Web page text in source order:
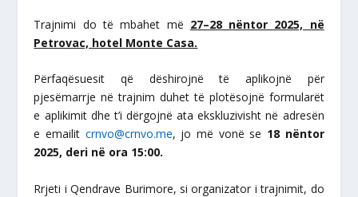
Trajnimi do të mbahet më 27–28 nëntor 2025, në
Petrovac, hotel Monte Casa.
Përfaqësuesit që dëshirojnë të aplikojnë për
pjesëmarrje në trajnim duhet të plotësojnë formularët
e aplikimit dhe t’i dërgojnë ata ekskluzivisht në adresën
e emailit crnvo@crnvo.me, jo më vonë se 18 nëntor
2025, deri në ora 15:00.
Rrjeti i Qendrave Burimore, si organizator i trajnimit, do